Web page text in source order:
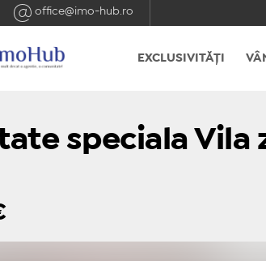
office@imo-hub.ro
EXCLUSIVITĂȚI
speciala Vila